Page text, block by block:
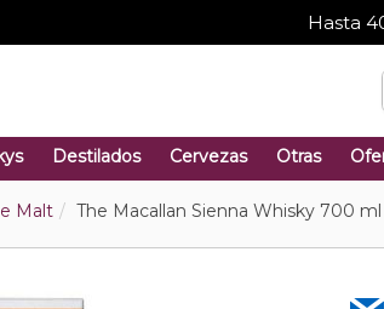
Hasta
Destilados Cervezas Otras
Malt The Macallan Sienna Whisky 700 ml